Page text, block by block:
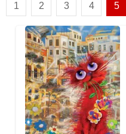
1 2 3 4 5